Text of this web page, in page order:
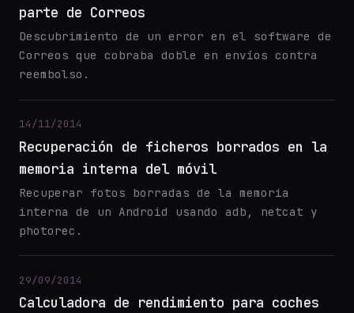
parte de Correos
Descubrimiento de un error en el software de
Correos que cobraba doble en envíos contra
reembolso.
14/11/2014
Recuperación de ficheros borrados en la
memoria interna del móvil
Recuperar fotos borradas de la memoria
interna de un Android usando adb, netcat y
photorec.
29/09/2014
Calculadora de rendimiento para coches